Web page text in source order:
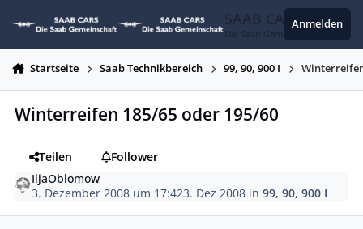
SAAB CARS
Die Saab Gemeinschaft
Anmelden
Startseite Saab Technikbereich 99, 90, 900 I
Winterreifen 185/65 oder 195/60
Teilen
Follower
IljaOblomow
3. Dezember 2008 um 17:423. Dez 2008 in99, 90, 900 I